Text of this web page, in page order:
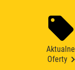
Aktualne
Oferty